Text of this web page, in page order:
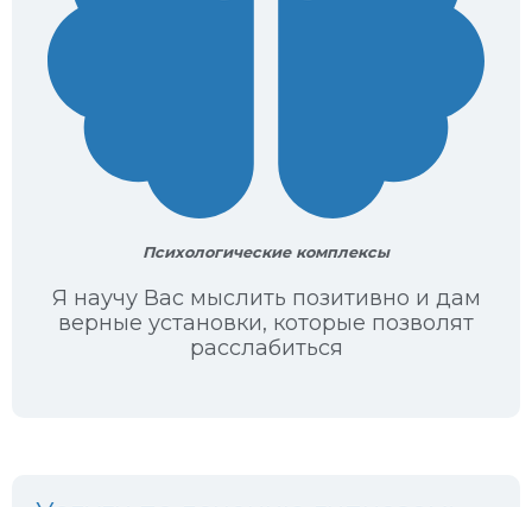
Психологические комплексы
Я научу Вас мыслить позитивно и дам
верные установки, которые позволят
расслабиться